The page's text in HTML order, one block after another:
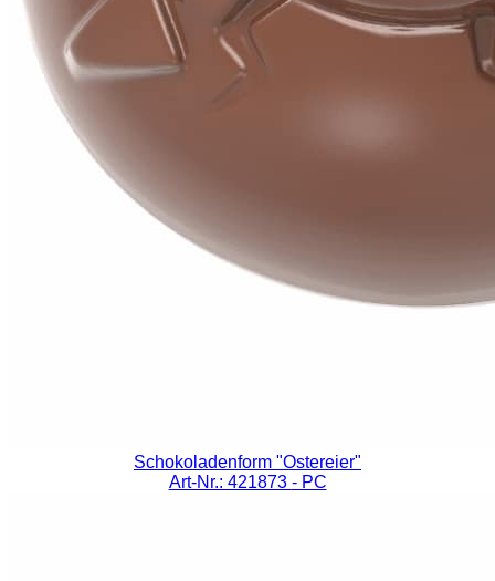
Schokoladenform "Ostereier"
Art-Nr.: 421873 - PC